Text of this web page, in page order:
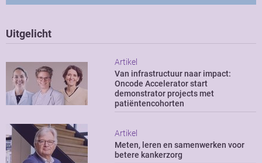
Uitgelicht
Artikel
Van infrastructuur naar impact:
Oncode Accelerator start
demonstrator projects met
patiëntencohorten
Artikel
Meten, leren en samenwerken voor
betere kankerzorg